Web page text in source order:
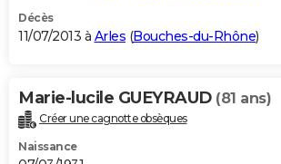
Décès
11/07/2013 à Arles (Bouches-du-Rhône)
Marie-lucile GUEYRAUD (81 ans)
Créer une cagnotte obsèques
Naissance